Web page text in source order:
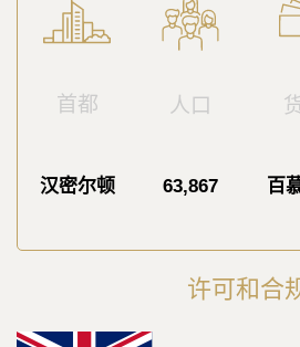
首都 人口
汉密尔顿 63,867 百
许可和合